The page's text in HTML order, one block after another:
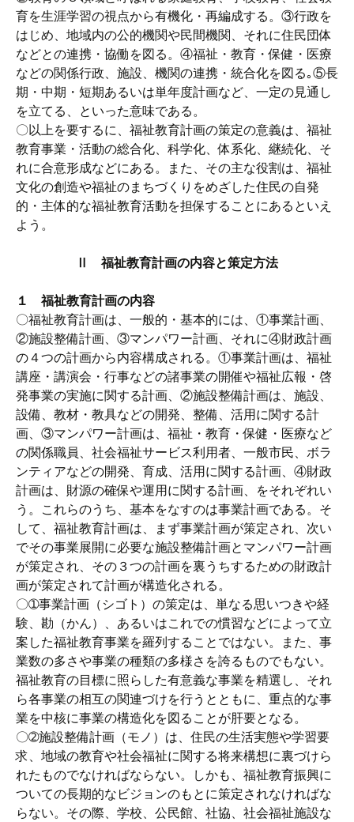
育を生涯学習の視点から有機化・再編成する。③行政を
はじめ、地域内の公的機関や民間機関、それに住民団体
などとの連携・協働を図る。④福祉・教育・保健・医療
などの関係行政、施設、機関の連携・統合化を図る｡⑤長
期・中期・短期あるいは単年度計画など、一定の見通し
を立てる、といった意味である。
〇以上を要するに、福祉教育計画の策定の意義は、福祉
教育事業・活動の総合化、科学化、体系化、継続化、そ
れに合意形成などにある。また、その主な役割は、福祉
文化の創造や福祉のまちづくりをめざした住民の自発
的・主体的な福祉教育活動を担保することにあるといえ
よう。
Ⅱ 福祉教育計画の内容と策定方法
１ 福祉教育計画の内容
〇福祉教育計画は、一般的・基本的には、①事業計画、
②施設整備計画、③マンパワー計画、それに④財政計画
の４つの計画から内容構成される。①事業計画は、福祉
講座・講演会・行事などの諸事業の開催や福祉広報・啓
発事業の実施に関する計画、②施設整備計画は、施設、
設備、教材・教具などの開発、整備、活用に関する計
画、③マンパワー計画は、福祉・教育・保健・医療など
の関係職員、社会福祉サービス利用者、一般市民、ボラ
ンティアなどの開発、育成、活用に関する計画、④財政
計画は、財源の確保や運用に関する計画、をそれぞれい
う。これらのうち、基本をなすのは事業計画である。そ
して、福祉教育計画は、まず事業計画が策定され、次い
でその事業展開に必要な施設整備計画とマンパワー計画
が策定され、その３つの計画を裏うちするための財政計
画が策定されて計画が構造化される。
〇➀事業計画（シゴト）の策定は、単なる思いつきや経
験、勘（かん）、あるいはこれでの慣習などによって立
案した福祉教育事業を羅列することではない。また、事
業数の多さや事業の種類の多様さを誇るものでもない。
福祉教育の目標に照らした有意義な事業を精選し、それ
ら各事業の相互の関連づけを行うとともに、重点的な事
業を中核に事業の構造化を図ることが肝要となる。
〇➁施設整備計画（モノ）は、住民の生活実態や学習要
求、地域の教育や社会福祉に関する将来構想に裏づけら
れたものでなければならない。しかも、福祉教育振興に
ついての長期的なビジョンのもとに策定されなければな
らない。その際、学校、公民館、社協、社会福祉施設な